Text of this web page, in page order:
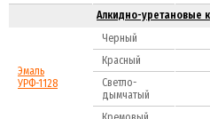
Алкидно-уретановые
Эмаль
УРФ-1128
Черный
Красный
Светло-
дымчатый